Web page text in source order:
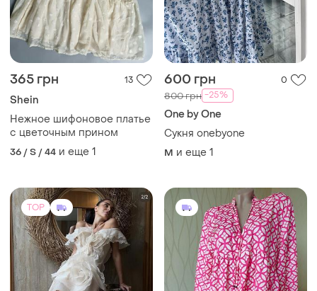
365 грн 13
Shein
Нежное шифоновое платье
с цветочным прином
36 / S / 44 и еще 1
600 грн 0
800 грн -25%
One by One
Сукня onebyone
M и еще 1
TOP